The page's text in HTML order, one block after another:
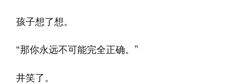
孩子想了想。
“那你永远不可能完全正确。”
井笑了。